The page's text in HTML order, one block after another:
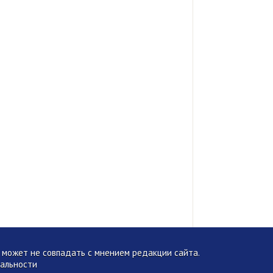
не совпадать с мнением редакции сайта.